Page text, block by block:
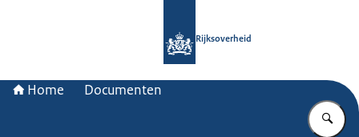
Rijksoverheid
Home Documenten